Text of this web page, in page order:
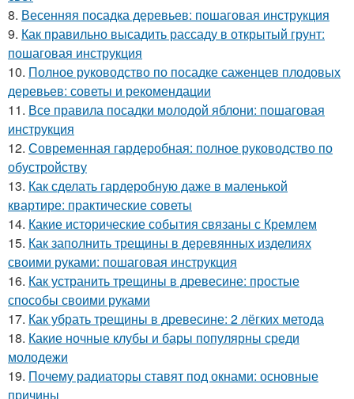
8. Весенняя посадка деревьев: пошаговая инструкция
9. Как правильно высадить рассаду в открытый грунт:
пошаговая инструкция
10. Полное руководство по посадке саженцев плодовых
деревьев: советы и рекомендации
11. Все правила посадки молодой яблони: пошаговая
инструкция
12. Современная гардеробная: полное руководство по
обустройству
13. Как сделать гардеробную даже в маленькой
квартире: практические советы
14. Какие исторические события связаны с Кремлем
15. Как заполнить трещины в деревянных изделиях
своими руками: пошаговая инструкция
16. Как устранить трещины в древесине: простые
способы своими руками
17. Как убрать трещины в древесине: 2 лёгких метода
18. Какие ночные клубы и бары популярны среди
молодежи
19. Почему радиаторы ставят под окнами: основные
причины